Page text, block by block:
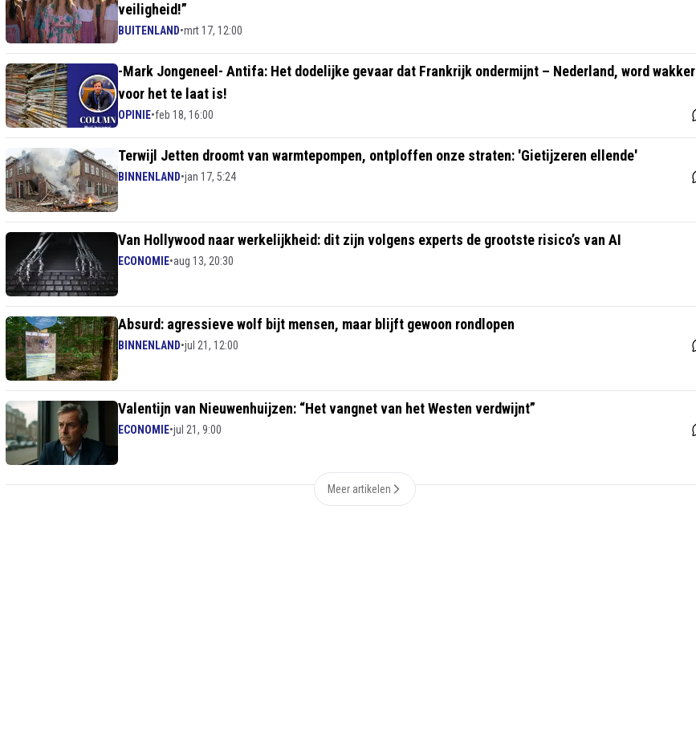
veiligheid!”
BUITENLAND•mrt 17, 12:00
-Mark Jongeneel- Antifa: Het dodelijke gevaar dat Frankrijk ondermijnt – Nederland, word wakker
voor het te laat is!
OPINIE•feb 18, 16:00
Terwijl Jetten droomt van warmtepompen, ontploffen onze straten: 'Gietijzeren ellende'
BINNENLAND•jan 17, 5:24
Van Hollywood naar werkelijkheid: dit zijn volgens experts de grootste risico’s van AI
ECONOMIE•aug 13, 20:30
Absurd: agressieve wolf bijt mensen, maar blijft gewoon rondlopen
BINNENLAND•jul 21, 12:00
Valentijn van Nieuwenhuijzen: “Het vangnet van het Westen verdwijnt”
ECONOMIE•jul 21, 9:00
Meer artikelen